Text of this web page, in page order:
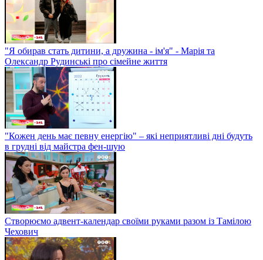
"Я обирав стать дитини, а дружина - ім'я" - Марія та
Олександр Рудинські про сімейне життя
"Кожен день має певну енергію" – які неприятливі дні будуть
в грудні від майстра фен-шую
Створюємо адвент-календар своїми руками разом із Тамілою
Чехович